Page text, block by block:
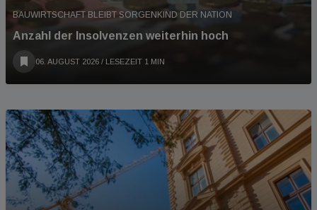
BAUWIRTSCHAFT BLEIBT SORGENKIND DER NATION
Anzahl der Insolvenzen weiterhin hoch
06. AUGUST 2026 / LESEZEIT 1 MIN